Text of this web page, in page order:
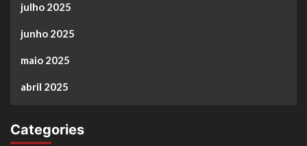
julho 2025
junho 2025
maio 2025
abril 2025
Categories